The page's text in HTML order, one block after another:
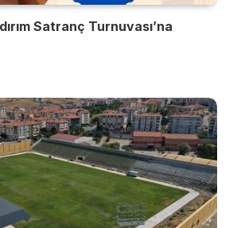
Satranç Turnuvası’na